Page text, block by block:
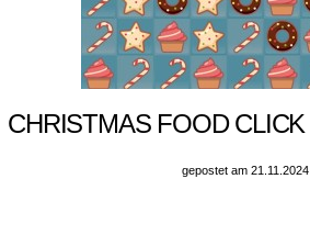
CHRISTMAS FOOD CLICK
gepostet am 21.11.2024